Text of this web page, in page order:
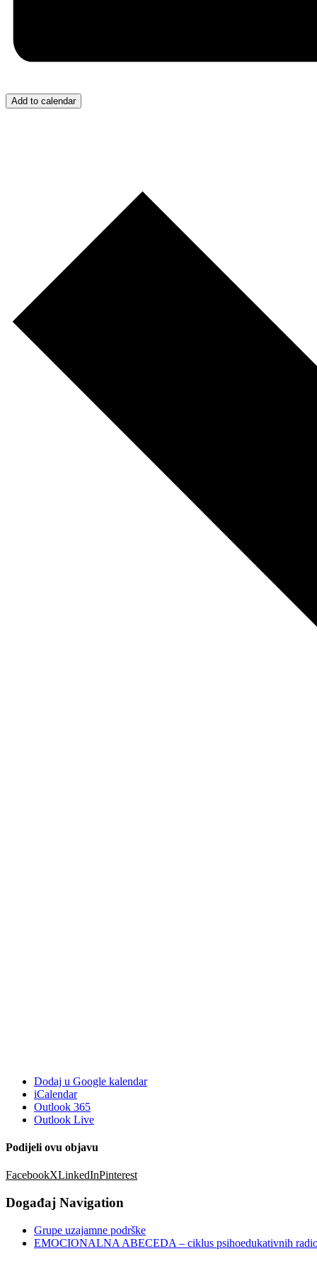
Add to calendar
Dodaj u Google kalendar
iCalendar
Outlook 365
Outlook Live
Podijeli ovu objavu
FacebookXLinkedInPinterest
Događaj Navigation
Grupe uzajamne podrške
EMOCIONALNA ABECEDA – ciklus psihoedukativnih